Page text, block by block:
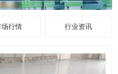
场行情 行业资讯